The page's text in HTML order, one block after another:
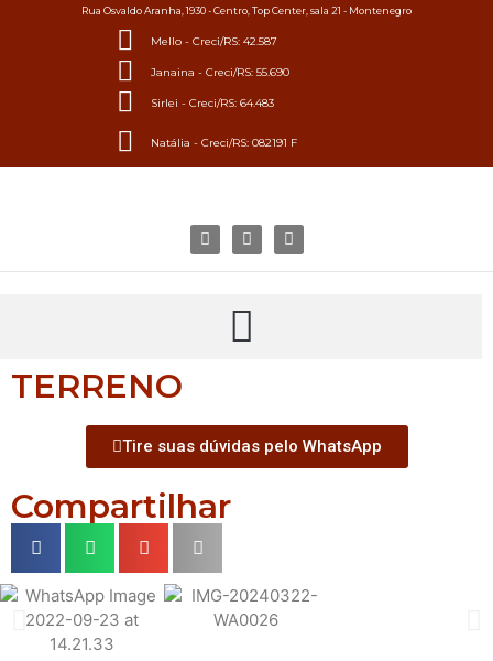
Rua Osvaldo Aranha, 1930 - Centro, Top Center, sala 21 - Montenegro
Mello - Creci/RS: 42.587
Janaina - Creci/RS: 55.690
Sirlei - Creci/RS: 64.483
Natália - Creci/RS: 082191 F
TERRENO
Tire suas dúvidas pelo WhatsApp
Compartilhar